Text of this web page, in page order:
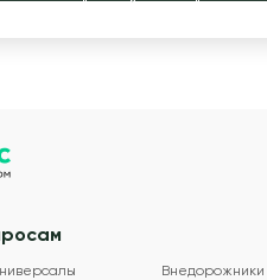
Внедорожники